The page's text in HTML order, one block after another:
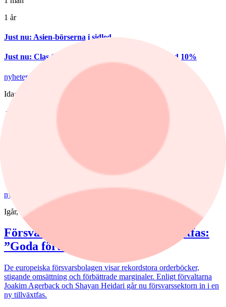
1 år
Just nu: Asien-börserna i sidled
Just nu: Clas Ohlsons organiska tillväxt ökade med 10%
nyheter/ Bostadsmarknad
Idag, 07:15
Juli bjöd på billigare bostadsrätter – nu
väntar en aktiv marknad
Priserna på bostadsrätter sjönk i juli medan villapriserna ökade.
Fritidshusmarknaden bjöd samtidigt på månadens tredbrott. "En
glädjande signal", menar Liza Nyberg, tf VD för Svensk
nyheter
Försvarsbolag
Igår, 17:03
Försvarsförvaltarna spår ny tillväxtfas:
”Goda förutsättningar”
De europeiska försvarsbolagen visar rekordstora orderböcker,
stigande omsättning och förbättrade marginaler. Enligt förvaltarna
Joakim Agerback och Shayan Heidari går nu försvarssektorn in i en
ny tillväxtfas.